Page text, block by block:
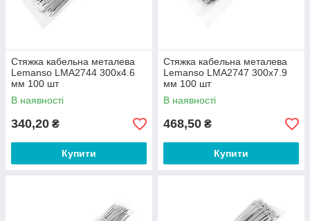
Стяжка кабельна металева
Lemanso LMA2744 300x4.6
мм 100 шт
В наявності
340,20 ₴
Купити
Стяжка кабельна металева
Lemanso LMA2747 300x7.9
мм 100 шт
В наявності
468,50 ₴
Купити